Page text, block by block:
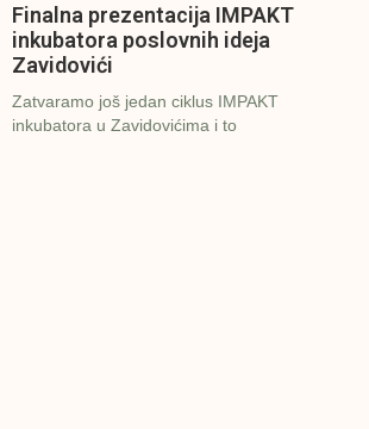
Finalna prezentacija IMPAKT
inkubatora poslovnih ideja
Zavidovići
Zatvaramo još jedan ciklus IMPAKT
inkubatora u Zavidovićima i to